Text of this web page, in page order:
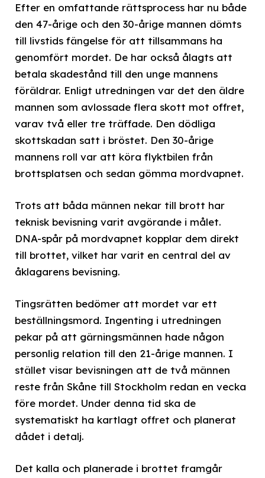
Efter en omfattande rättsprocess har nu både
den 47-årige och den 30-årige mannen dömts
till livstids fängelse för att tillsammans ha
genomfört mordet. De har också ålagts att
betala skadestånd till den unge mannens
föräldrar. Enligt utredningen var det den äldre
mannen som avlossade flera skott mot offret,
varav två eller tre träffade. Den dödliga
skottskadan satt i bröstet. Den 30-årige
mannens roll var att köra flyktbilen från
brottsplatsen och sedan gömma mordvapnet.
Trots att båda männen nekar till brott har
teknisk bevisning varit avgörande i målet.
DNA-spår på mordvapnet kopplar dem direkt
till brottet, vilket har varit en central del av
åklagarens bevisning.
Tingsrätten bedömer att mordet var ett
beställningsmord. Ingenting i utredningen
pekar på att gärningsmännen hade någon
personlig relation till den 21-årige mannen. I
stället visar bevisningen att de två männen
reste från Skåne till Stockholm redan en vecka
före mordet. Under denna tid ska de
systematiskt ha kartlagt offret och planerat
dådet i detalj.
Det kalla och planerade i brottet framgår